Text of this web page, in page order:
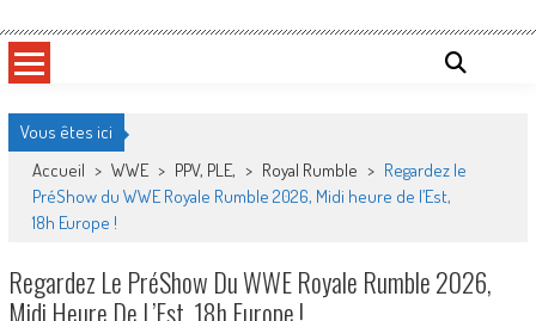
Vous êtes ici
Accueil > WWE > PPV, PLE, > Royal Rumble > Regardez le
PréShow du WWE Royale Rumble 2026, Midi heure de l’Est,
18h Europe !
Regardez Le PréShow Du WWE Royale Rumble 2026,
Midi Heure De L’Est, 18h Europe !